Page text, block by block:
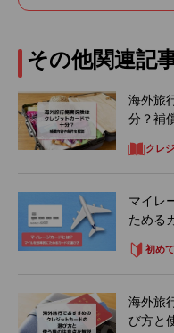
その他関連記
海外旅
分？補
クレ
マイレ
ためる
初め
海外旅
び方と